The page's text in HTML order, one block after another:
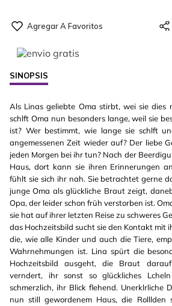
SINOPSIS
Als Linas geliebte Oma stirbt, wei sie dies
schlft Oma nun besonders lange, weil sie
ist? Wer bestimmt, wie lange sie schlft
angemessenen Zeit wieder auf? Der liebe
jeden Morgen bei ihr tun? Nach der
Haus, dort kann sie ihren Erinnerungen
fühlt sie sich ihr nah. Sie betrachtet gerne
junge Oma als glückliche Braut zeigt,
Opa, der leider schon früh verstorben ist.
sie hat auf ihrer letzten Reise zu schweres
das Hochzeitsbild sucht sie den Kontakt mit
die, wie alle Kinder und auch die Tiere,
Wahrnehmungen ist. Lina spürt die
Hochzeitsbild ausgeht, die Braut
verndert, ihr sonst so glückliches
schmerzlich, ihr Blick flehend. Unerklrliche
nun still gewordenem Haus, die Rolllden